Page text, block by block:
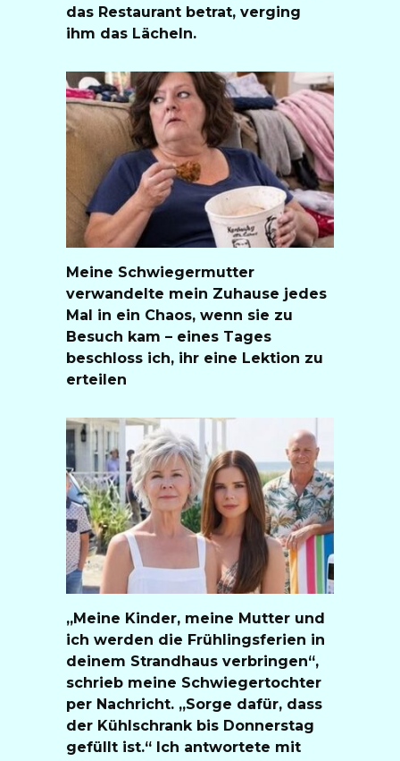
das Restaurant betrat, verging
ihm das Lächeln.
Meine Schwiegermutter
verwandelte mein Zuhause jedes
Mal in ein Chaos, wenn sie zu
Besuch kam – eines Tages
beschloss ich, ihr eine Lektion zu
erteilen
„Meine Kinder, meine Mutter und
ich werden die Frühlingsferien in
deinem Strandhaus verbringen“,
schrieb meine Schwiegertochter
per Nachricht. „Sorge dafür, dass
der Kühlschrank bis Donnerstag
gefüllt ist.“ Ich antwortete mit